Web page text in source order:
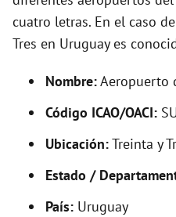
cuatro letras. En el caso
Tres en Uruguay es
Nombre:Aeropuerto
Código ICAO/OACI:
Ubicación:Treinta y
Estado /
País: Uruguay